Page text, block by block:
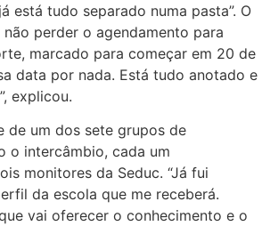
está tudo separado numa pasta”. O
perder o agendamento para
marcado para começar em 20 de
data por nada. Está tudo anotado e
explicou.
de um dos sete grupos de
o intercâmbio, cada um
monitores da Seduc. “Já fui
da escola que me receberá.
vai oferecer o conhecimento e o